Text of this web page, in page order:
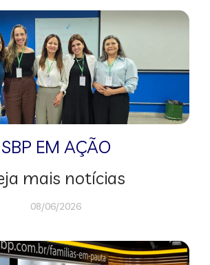
SBP EM AÇÃO
mais notícias
08/06/2026